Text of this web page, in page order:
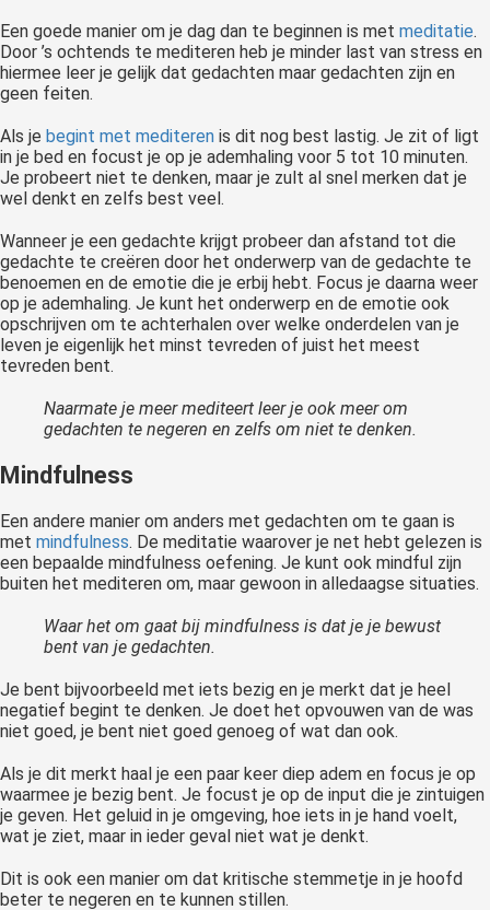
Een goede manier om je dag dan te beginnen is met meditatie.
Door ’s ochtends te mediteren heb je minder last van stress en
hiermee leer je gelijk dat gedachten maar gedachten zijn en
geen feiten.
Als je begint met mediteren is dit nog best lastig. Je zit of ligt
in je bed en focust je op je ademhaling voor 5 tot 10 minuten.
Je probeert niet te denken, maar je zult al snel merken dat je
wel denkt en zelfs best veel.
Wanneer je een gedachte krijgt probeer dan afstand tot die
gedachte te creëren door het onderwerp van de gedachte te
benoemen en de emotie die je erbij hebt. Focus je daarna weer
op je ademhaling. Je kunt het onderwerp en de emotie ook
opschrijven om te achterhalen over welke onderdelen van je
leven je eigenlijk het minst tevreden of juist het meest
tevreden bent.
Naarmate je meer mediteert leer je ook meer om
gedachten te negeren en zelfs om niet te denken.
Mindfulness
Een andere manier om anders met gedachten om te gaan is
met mindfulness. De meditatie waarover je net hebt gelezen is
een bepaalde mindfulness oefening. Je kunt ook mindful zijn
buiten het mediteren om, maar gewoon in alledaagse situaties.
Waar het om gaat bij mindfulness is dat je je bewust
bent van je gedachten.
Je bent bijvoorbeeld met iets bezig en je merkt dat je heel
negatief begint te denken. Je doet het opvouwen van de was
niet goed, je bent niet goed genoeg of wat dan ook.
Als je dit merkt haal je een paar keer diep adem en focus je op
waarmee je bezig bent. Je focust je op de input die je zintuigen
je geven. Het geluid in je omgeving, hoe iets in je hand voelt,
wat je ziet, maar in ieder geval niet wat je denkt.
Dit is ook een manier om dat kritische stemmetje in je hoofd
beter te negeren en te kunnen stillen.